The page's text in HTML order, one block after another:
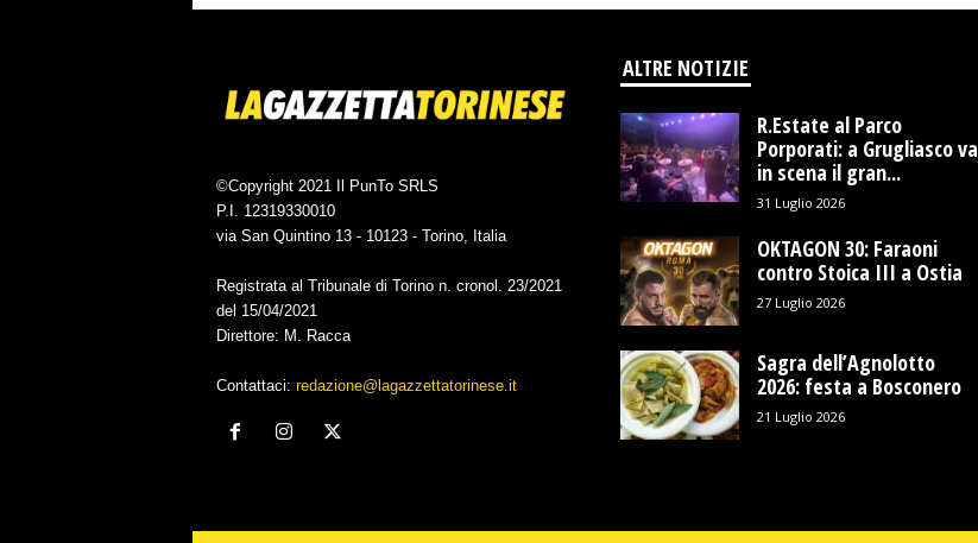
©Copyright 2021 Il PunTo SRLS
P.I. 12319330010
via San Quintino 13 - 10123 - Torino, Italia
Registrata al Tribunale di Torino n. cronol. 23/2021
del 15/04/2021
Direttore: M. Racca
Contattaci: redazione@lagazzettatorinese.it
ALTRE NOTIZIE
R.Estate al Parco
Porporati: a Grugliasco va
in scena il gran...
31 Luglio 2026
OKTAGON 30: Faraoni
contro Stoica III a Ostia
27 Luglio 2026
Sagra dell’Agnolotto
2026: festa a Bosconero
21 Luglio 2026